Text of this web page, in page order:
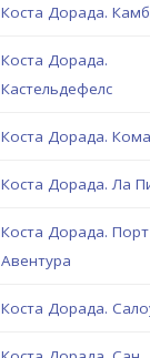
Коста Дорада.
Коста Дорада.
Кастельдефелс
Коста Дорада.
Коста Дорада. Ла
Коста Дорада. Порт
Авентура
Коста Дорада.